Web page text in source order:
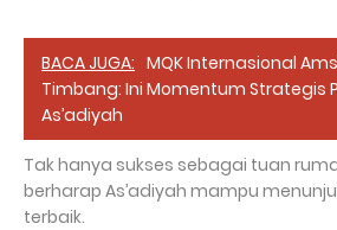
BACA JUGA: MQK Internasional
Timbang: Ini Momentum Strategis
As’adiyah
Tak hanya sukses sebagai tuan
berharap As’adiyah mampu
terbaik.